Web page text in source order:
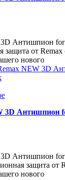
Антишпион for
защита от
нового
3D Антишпион
Антишпион for
защита от
нового